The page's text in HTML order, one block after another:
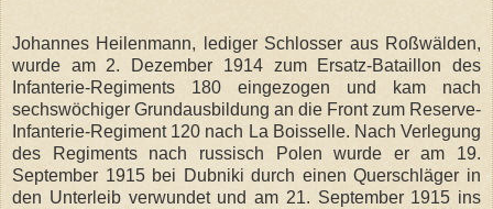
Johannes Heilenmann, lediger Schlosser aus Roßwälden,
wurde am 2. Dezember 1914 zum Ersatz-Bataillon des
Infanterie-Regiments 180 eingezogen und kam nach
sechswöchiger Grundausbildung an die Front zum Reserve-
Infanterie-Regiment 120 nach La Boisselle. Nach Verlegung
des Regiments nach russisch Polen wurde er am 19.
September 1915 bei Dubniki durch einen Querschläger in
den Unterleib verwundet und am 21. September 1915 ins